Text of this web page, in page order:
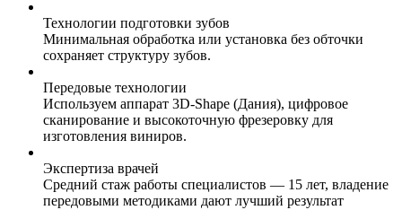
Технологии подготовки зубов
Минимальная обработка или установка без обточки
сохраняет структуру зубов.
Передовые технологии
Используем аппарат 3D-Shape (Дания), цифровое
сканирование и высокоточную фрезеровку для
изготовления виниров.
Экспертиза врачей
Средний стаж работы специалистов — 15 лет, владение
передовыми методиками дают лучший результат